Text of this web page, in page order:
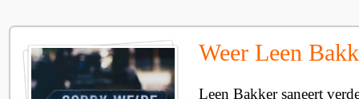
Weer Leen
Leen Bakker saneert